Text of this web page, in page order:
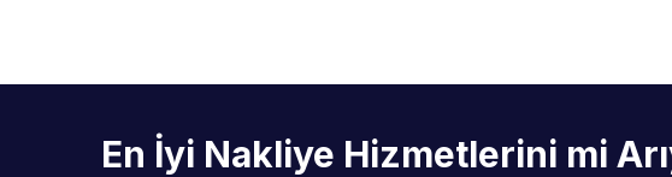
En İyi Nakliye Hizmetlerini mi